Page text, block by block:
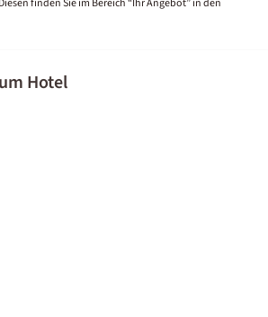
finden Sie im Bereich “Ihr Angebot” in den
Hotel